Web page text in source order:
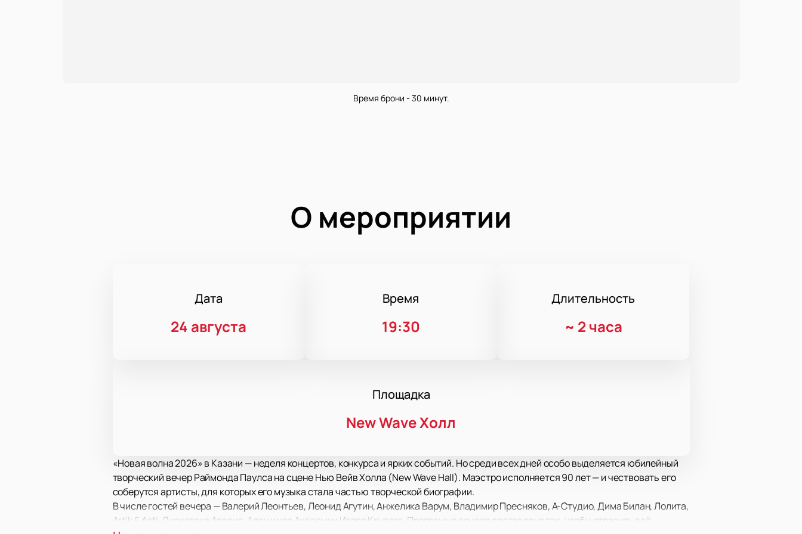
Время брони - 30 минут.
О мероприятии
Дата
24 августа
Время
19:30
Длительность
~ 2 часа
Площадка
New Wave Холл
«Новая волна 2026» в Казани — неделя концертов, конкурса и ярких событий. Но среди всех дней особо выделяется юбилейный
творческий вечер Раймонда Паулса на сцене Нью Вейв Холла (New Wave Hall). Маэстро исполняется 90 лет — и чествовать его
соберутся артисты, для которых его музыка стала частью творческой биографии.
В числе гостей вечера — Валерий Леонтьев, Леонид Агутин, Анжелика Варум, Владимир Пресняков, А-Студио, Дима Билан, Лолита,
Artik & Asti, Дискотека Авария, Алсу и хор Академии Игоря Крутого. Программа вечера составлена так, чтобы отразить всё